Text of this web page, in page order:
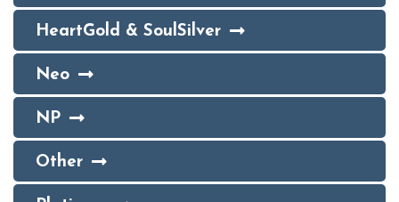
HeartGold & SoulSilver
Neo
NP
Other